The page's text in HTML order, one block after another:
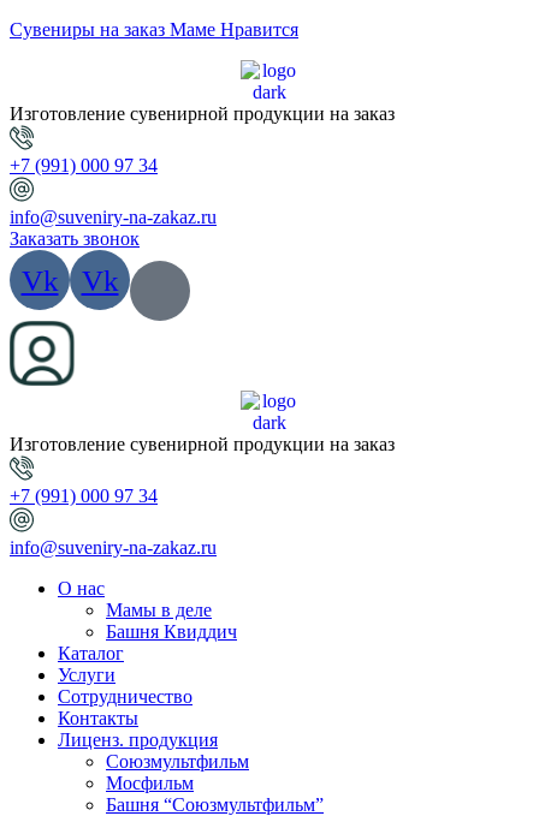
Сувениры на заказ Маме Нравится
Изготовление сувенирной продукции на заказ
+7 (991) 000 97 34
info@suveniry-na-zakaz.ru
Заказать звонок
Vk Vk
Изготовление сувенирной продукции на заказ
+7 (991) 000 97 34
info@suveniry-na-zakaz.ru
О нас
Мамы в деле
Башня Квиддич
Каталог
Услуги
Сотрудничество
Контакты
Лиценз. продукция
Союзмультфильм
Мосфильм
Башня “Союзмультфильм”